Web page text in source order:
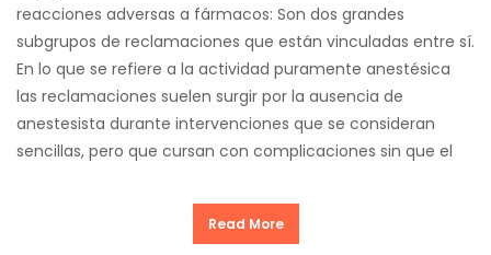
reacciones adversas a fármacos: Son dos grandes
subgrupos de reclamaciones que están vinculadas entre sí.
En lo que se refiere a la actividad puramente anestésica
las reclamaciones suelen surgir por la ausencia de
anestesista durante intervenciones que se consideran
sencillas, pero que cursan con complicaciones sin que el
Read More